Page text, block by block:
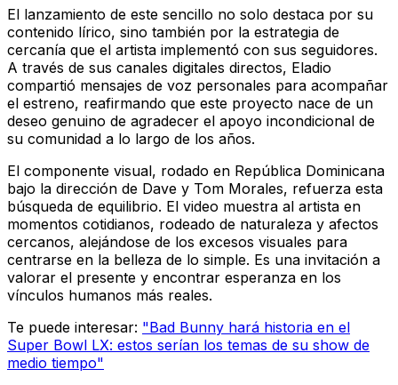
El lanzamiento de este sencillo no solo destaca por su
contenido lírico, sino también por la estrategia de
cercanía que el artista implementó con sus seguidores.
A través de sus canales digitales directos, Eladio
compartió mensajes de voz personales para acompañar
el estreno, reafirmando que este proyecto nace de un
deseo genuino de agradecer el apoyo incondicional de
su comunidad a lo largo de los años.
El componente visual, rodado en República Dominicana
bajo la dirección de Dave y Tom Morales, refuerza esta
búsqueda de equilibrio. El video muestra al artista en
momentos cotidianos, rodeado de naturaleza y afectos
cercanos, alejándose de los excesos visuales para
centrarse en la belleza de lo simple. Es una invitación a
valorar el presente y encontrar esperanza en los
vínculos humanos más reales.
Te puede interesar: "Bad Bunny hará historia en el
Super Bowl LX: estos serían los temas de su show de
medio tiempo"